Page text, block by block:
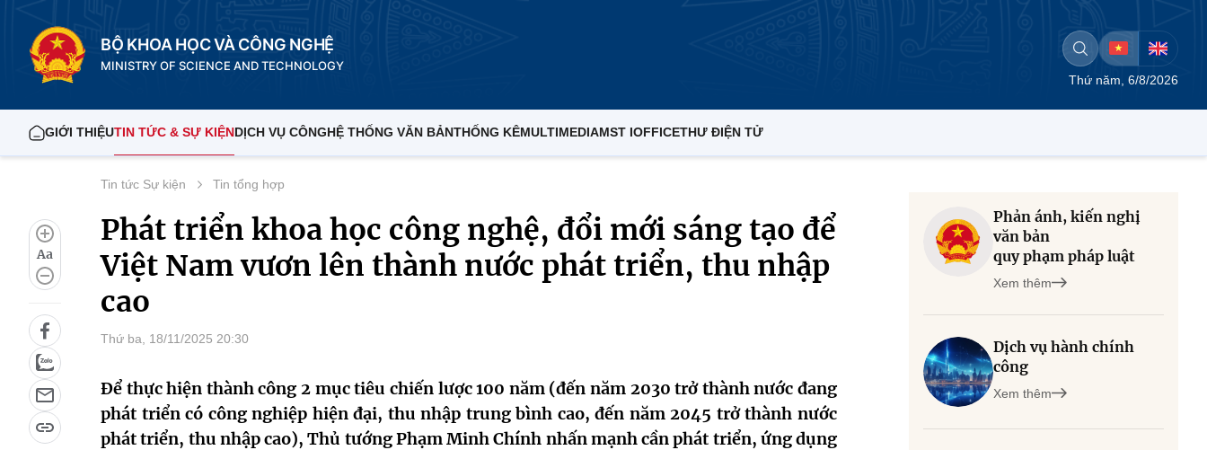
BỘ KHOA HỌC VÀ CÔNG NGHỆ
MINISTRY OF SCIENCE AND TECHNOLOGY
Thứ năm, 6/8/2026
GIỚI THIỆUTIN TỨC & SỰ KIỆNDỊCH VỤ CÔNGHỆ THỐNG VĂN BẢNTHỐNG KÊMULTIMEDIAMST IOFFICETHƯ ĐIỆN TỬ
Aa
Tin tức Sự kiện Tin tổng hợp
Phát triển khoa học công nghệ, đổi mới sáng tạo để
Việt Nam vươn lên thành nước phát triển, thu nhập
cao
Thứ ba, 18/11/2025 20:30
Để thực hiện thành công 2 mục tiêu chiến lược 100 năm (đến năm 2030 trở thành nước đang
phát triển có công nghiệp hiện đại, thu nhập trung bình cao, đến năm 2045 trở thành nước
phát triển, thu nhập cao), Thủ tướng Phạm Minh Chính nhấn mạnh cần phát triển, ứng dụng
Phản ánh, kiến nghị
văn bản
quy phạm pháp luật
Xem thêm
Dịch vụ hành chính
công
Xem thêm